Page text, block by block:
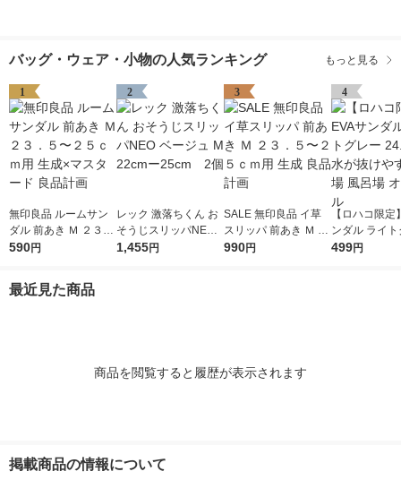
バッグ・ウェア・小物の人気ランキング もっと見る
1
無印良品 ルームサン
ダル 前あき Ｍ ２３．
５〜２５ｃｍ用 生成×
590円
2
レック 激落ちくん お
そうじスリッパNEO
ベージュ M 22cmー25
1,455円
3
SALE 無印良品 イ草
スリッパ 前あき Ｍ ２
３．５〜２５ｃｍ用
990円
4
【ロハコ限定
ンダル ライ
24.0cm 水が
499円
最近見た商品
商品を閲覧すると履歴が表示されます
掲載商品の情報について